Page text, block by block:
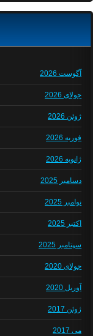
آگوست 2026
جولای 2026
ژوئن 2026
فوریه 2026
ژانویه 2026
دسامبر 2025
نوامبر 2025
اکتبر 2025
سپتامبر 2025
جولای 2020
آوریل 2020
ژوئن 2017
می 2017